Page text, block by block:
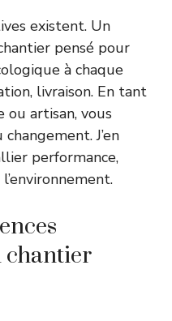
existent. Un
pensé pour
à chaque
livraison. En tant
artisan, vous
J’en
performance,
chantier